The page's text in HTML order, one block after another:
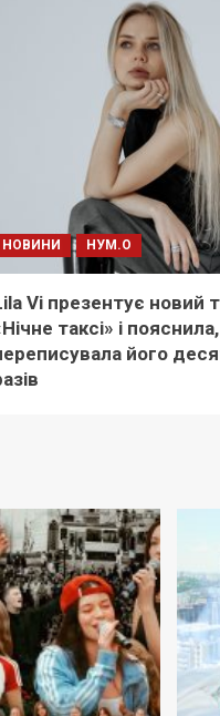
НОВИНИ НУМ.О
Vi презентує новий
таксі» і
його